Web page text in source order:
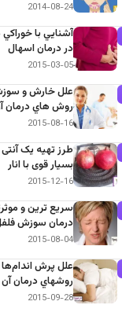
2014-08-24
آشنايي با
در درمان اسهال
2015-03-05
علل خارش و
روش هاي درمان
2015-08-16
طرز تهیه یک
بسیار قوی با انار
2015-12-16
سريع ترين و
درمان سوزش
2015-08-04
علل پرش
روشهاي درمان آن
2015-09-28